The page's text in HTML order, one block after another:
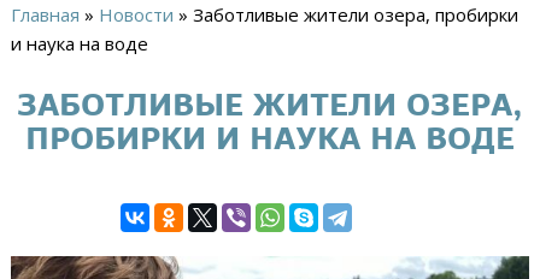
Вы
здесь
Главная » Новости » Заботливые жители озера, пробирки
и наука на воде
ЗАБОТЛИВЫЕ ЖИТЕЛИ ОЗЕРА,
ПРОБИРКИ И НАУКА НА ВОДЕ